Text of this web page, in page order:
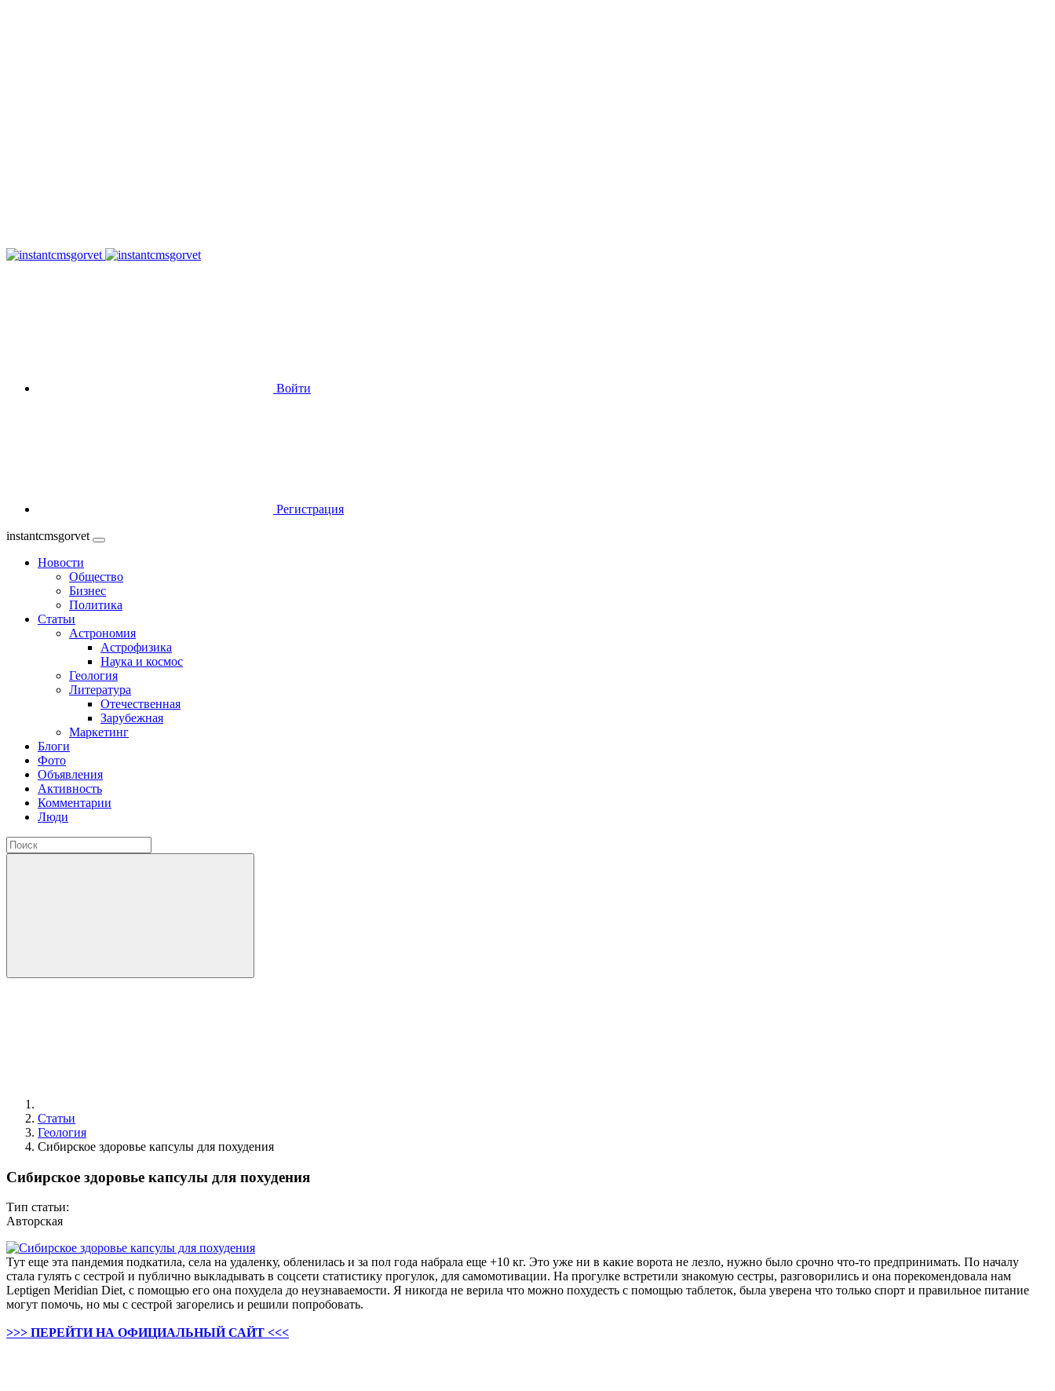
Войти
Регистрация
instantcmsgorvet
Новости
Общество
Бизнес
Политика
Статьи
Астрономия
Астрофизика
Наука и космос
Геология
Литература
Отечественная
Зарубежная
Маркетинг
Блоги
Фото
Объявления
Активность
Комментарии
Люди
Статьи
Геология
Сибирское здоровье капсулы для похудения
Сибирское здоровье капсулы для похудения
Тип статьи:
Авторская
Тут еще эта пандемия подкатила, села на удаленку, обленилась и за пол года набрала еще +10 кг. Это уже ни в какие ворота не лезло, нужно было срочно что-то предпринимать. По началу
стала гулять с сестрой и публично выкладывать в соцсети статистику прогулок, для самомотивации. На прогулке встретили знакомую сестры, разговорились и она порекомендовала нам
Leptigen Meridian Diet, с помощью его она похудела до неузнаваемости. Я никогда не верила что можно похудесть с помощью таблеток, была уверена что только спорт и правильное питание
могут помочь, но мы с сестрой загорелись и решили попробовать.
>>> ПЕРЕЙТИ НА ОФИЦИАЛЬНЫЙ САЙТ <<<